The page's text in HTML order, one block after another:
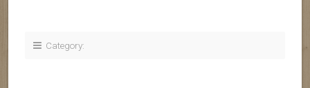
Category: